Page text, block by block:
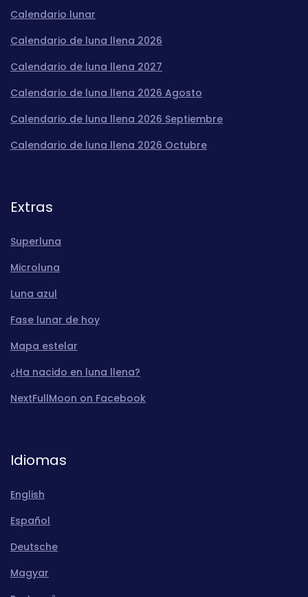
Calendario lunar
Calendario de luna llena 2026
Calendario de luna llena 2027
Calendario de luna llena 2026 Agosto
Calendario de luna llena 2026 Septiembre
Calendario de luna llena 2026 Octubre
Extras
Superluna
Microluna
Luna azul
Fase lunar de hoy
Mapa estelar
¿Ha nacido en luna llena?
NextFullMoon on Facebook
Idiomas
English
Español
Deutsche
Magyar